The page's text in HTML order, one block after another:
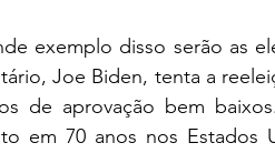
exemplo disso serão as
Joe Biden, tenta a
de aprovação bem
em 70 anos nos Estados